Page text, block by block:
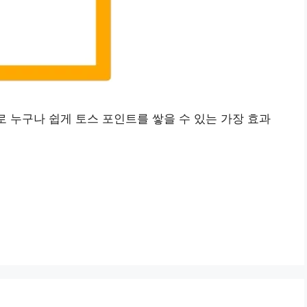
누구나 쉽게 토스 포인트를 쌓을 수 있는 가장 효과